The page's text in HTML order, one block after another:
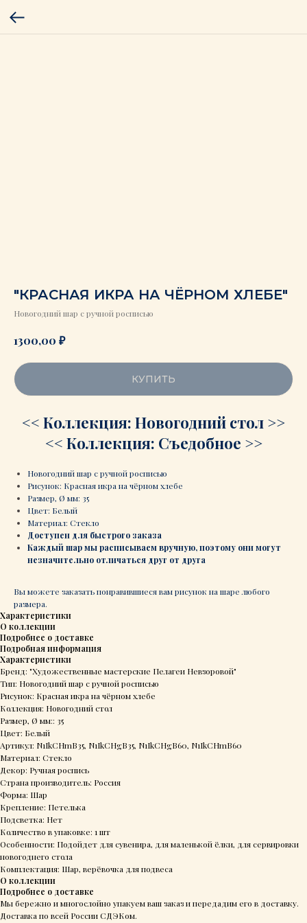
"КРАСНАЯ ИКРА НА ЧЁРНОМ ХЛЕБЕ"
Новогодний шар с ручной росписью
1300,00 ₽
КУПИТЬ
<< Коллекция: Новогодний стол >>
<< Коллекция: Съедобное >>
Новогодний шар с ручной росписью
Рисунок: Красная икра на чёрном хлебе
Размер, Ø мм: 35
Цвет: Белый
Материал: Стекло
Доступен для быстрого заказа
Каждый шар мы расписываем вручную, поэтому они могут
незначительно отличаться друг от друга
Вы можете заказать понравившиеся вам рисунок на шаре любого
размера.
Характеристики
О коллекции
Подробнее о доставке
Подробная информация
Характеристики
Бренд: "Художественные мастерские Пелагеи Невзоровой"
Тип: Новогодний шар с ручной росписью
Рисунок: Красная икра на чёрном хлебе
Коллекция: Новогодний стол
Размер, Ø мм:: 35
Цвет: Белый
Артикул: N1IkCHmB35, N1IkCHgB35, N1IkCHgB60, N1IkCHmB60
Материал: Стекло
Декор: Ручная роспись
Страна производитель: Россия
Форма: Шар
Крепление: Петелька
Подсветка: Нет
Количество в упаковке: 1 шт
Особенности: Подойдет для сувенира, для маленькой ёлки, для сервировки
новогоднего стола
Комплектация: Шар, верёвочка для подвеса
О коллекции
Подробнее о доставке
Мы бережно и многослойно упакуем ваш заказ и передадим его в доставку.
Доставка по всей России СДЭКом.